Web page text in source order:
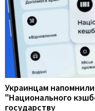
Украинцам
"Национального
государству